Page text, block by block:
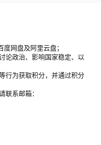
网盘及阿里云盘；
论政治、影响国家稳定、以
行为获取积分，并通过积分
联系邮箱：